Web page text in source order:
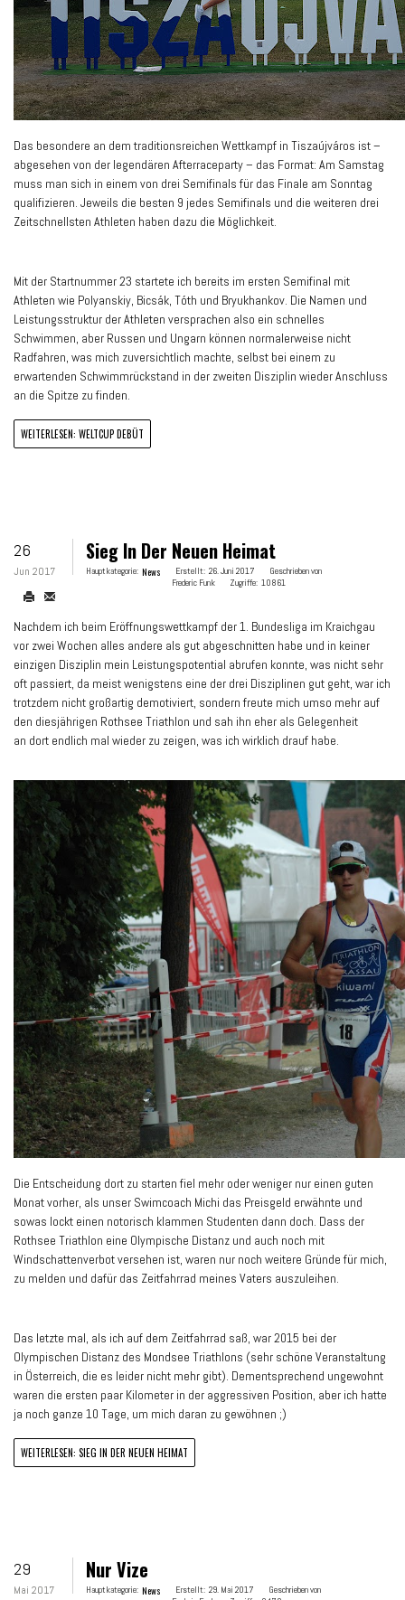
Das besondere an dem traditionsreichen Wettkampf in Tiszaújváros ist –
abgesehen von der legendären Afterraceparty – das Format: Am Samstag
muss man sich in einem von drei Semifinals für das Finale am Sonntag
qualifizieren. Jeweils die besten 9 jedes Semifinals und die weiteren drei
Zeitschnellsten Athleten haben dazu die Möglichkeit.
Mit der Startnummer 23 startete ich bereits im ersten Semifinal mit
Athleten wie Polyanskiy, Bicsák, Tóth und Bryukhankov. Die Namen und
Leistungsstruktur der Athleten versprachen also ein schnelles
Schwimmen, aber Russen und Ungarn können normalerweise nicht
Radfahren, was mich zuversichtlich machte, selbst bei einem zu
erwartenden Schwimmrückstand in der zweiten Disziplin wieder Anschluss
an die Spitze zu finden.
WEITERLESEN: WELTCUP DEBÜT
26
Jun 2017
Sieg In Der Neuen Heimat
Hauptkategorie: News Erstellt: 26. Juni 2017
Geschrieben von
Frederic Funk
Zugriffe: 10861
Nachdem ich beim Eröffnungswettkampf der 1. Bundesliga im Kraichgau
vor zwei Wochen alles andere als gut abgeschnitten habe und in keiner
einzigen Disziplin mein Leistungspotential abrufen konnte, was nicht sehr
oft passiert, da meist wenigstens eine der drei Disziplinen gut geht, war ich
trotzdem nicht großartig demotiviert, sondern freute mich umso mehr auf
den diesjährigen Rothsee Triathlon und sah ihn eher als Gelegenheit
an dort endlich mal wieder zu zeigen, was ich wirklich drauf habe.
Die Entscheidung dort zu starten fiel mehr oder weniger nur einen guten
Monat vorher, als unser Swimcoach Michi das Preisgeld erwähnte und
sowas lockt einen notorisch klammen Studenten dann doch. Dass der
Rothsee Triathlon eine Olympische Distanz und auch noch mit
Windschattenverbot versehen ist, waren nur noch weitere Gründe für mich,
zu melden und dafür das Zeitfahrrad meines Vaters auszuleihen.
Das letzte mal, als ich auf dem Zeitfahrrad saß, war 2015 bei der
Olympischen Distanz des Mondsee Triathlons (sehr schöne Veranstaltung
in Österreich, die es leider nicht mehr gibt). Dementsprechend ungewohnt
waren die ersten paar Kilometer in der aggressiven Position, aber ich hatte
ja noch ganze 10 Tage, um mich daran zu gewöhnen ;)
WEITERLESEN: SIEG IN DER NEUEN HEIMAT
29
Mai 2017
Nur Vize
Hauptkategorie: News Erstellt: 29. Mai 2017
Geschrieben von